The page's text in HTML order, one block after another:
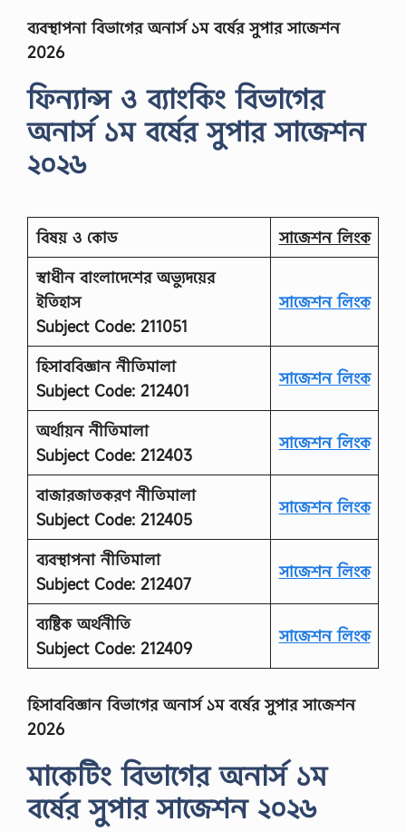
ব্যবস্থাপনা বিভাগের অনার্স ১ম বর্ষের সুপার সাজেশন
2026
ফিন্যান্স ও ব্যাংকিং বিভাগের
অনার্স ১ম বর্ষের সুপার সাজেশন
২০২৬
বিষয় ও কোড
সাজেশন লিংক
স্বাধীন বাংলাদেশের অভ্যুদয়ের
ইতিহাস
Subject Code: 211051
সাজেশন লিংক
হিসাববিজ্ঞান নীতিমালা
Subject Code: 212401
সাজেশন লিংক
অর্থায়ন নীতিমালা
Subject Code: 212403
সাজেশন লিংক
বাজারজাতকরণ নীতিমালা
Subject Code: 212405
সাজেশন লিংক
ব্যবস্থাপনা নীতিমালা
Subject Code: 212407
সাজেশন লিংক
ব্যষ্টিক অর্থনীতি
Subject Code: 212409
সাজেশন লিংক
হিসাববিজ্ঞান বিভাগের অনার্স ১ম বর্ষের সুপার সাজেশন
2026
মাকেটিং বিভাগের অনার্স ১ম
বর্ষের সুপার সাজেশন ২০২৬